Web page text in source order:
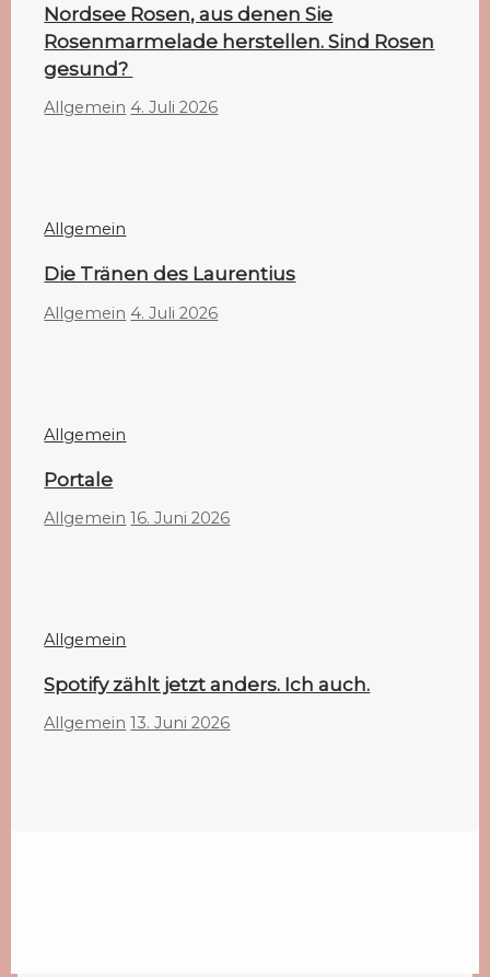
Nordsee Rosen, aus denen Sie
Rosenmarmelade herstellen. Sind Rosen
gesund?
Allgemein 4. Juli 2026
Allgemein
Die Tränen des Laurentius
Allgemein 4. Juli 2026
Allgemein
Portale
Allgemein 16. Juni 2026
Allgemein
Spotify zählt jetzt anders. Ich auch.
Allgemein 13. Juni 2026